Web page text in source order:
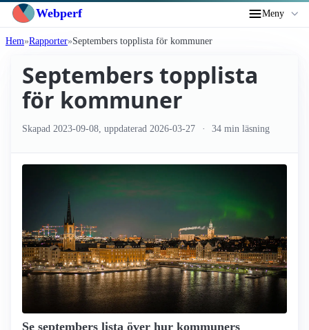
Webperf Meny
Hem Rapporter Septembers topplista för kommuner
Septembers topplista
för kommuner
Skapad 2023-09-08 , uppdaterad 2026-03-27 34 min läsning
Se septembers lista över hur kommuners